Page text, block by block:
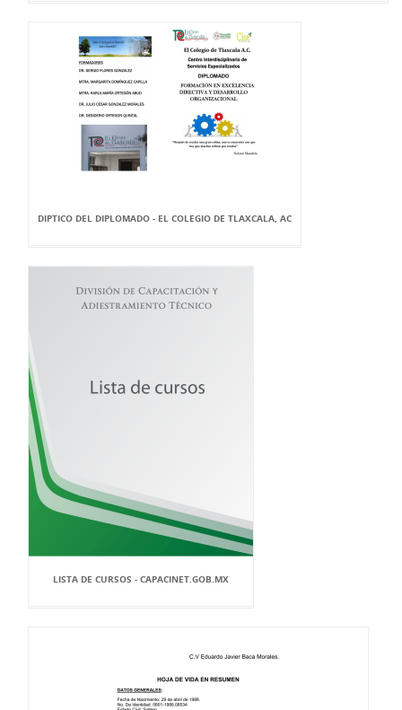
DIPTICO DEL DIPLOMADO - EL COLEGIO DE TLAXCALA, AC
LISTA DE CURSOS - CAPACINET.GOB.MX